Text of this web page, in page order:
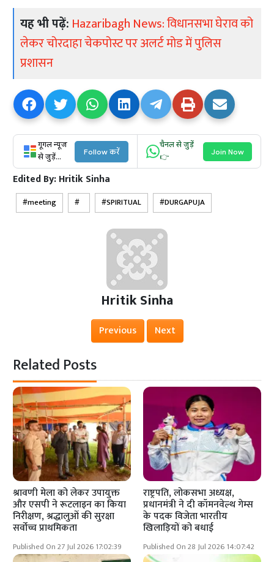
यह भी पढ़ें: Hazaribagh News: विधानसभा घेराव को
लेकर चोरदाहा चेकपोस्ट पर अलर्ट मोड में पुलिस
प्रशासन
गूगल न्यूज
से जुड़ें...
Follow करें
चैनल से जुड़ें
👉
Join Now
Edited By:Hritik Sinha
meeting SPIRITUAL DURGAPUJA
Hritik Sinha
Previous Next
Related Posts
श्रावणी मेला को लेकर उपायुक्त
और एसपी ने रूटलाइन का किया
निरीक्षण, श्रद्धालुओं की सुरक्षा
सर्वोच्च प्राथमिकता
Published On 27 Jul 2026 17:02:39
राष्ट्रपति, लोकसभा अध्यक्ष,
प्रधानमंत्री ने दी कॉमनवेल्थ गेम्स
के पदक विजेता भारतीय
खिलाड़ियों को बधाई
Published On 28 Jul 2026 14:07:42